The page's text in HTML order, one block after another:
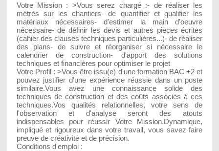
Votre Mission : >Vous serez chargé :- de réaliser les
métrés sur les chantiers- de quantifier et qualifier les
matériaux nécessaires- d'estimer la main d'oeuvre
nécessaire- de définir les devis et autres pièces écrites
(cahier des clauses techniques particulières...)- de réaliser
des plans- de suivre et réorganiser si nécessaire le
calendrier de construction- d'apport des solutions
techniques et financières pour optimiser le projet
Votre Profil : >Vous être issu(e) d'une formation BAC +2 et
pouvez justifier d'une expérience réussie dans un poste
similaire.Vous avez une connaissance solide des
techniques de construction et des coûts associés à ces
techniques.Vos qualités relationnelles, votre sens de
l'observation et d'analyse seront des atouts
indispensables pour réussir Votre Mission.Dynamique,
impliqué et rigoureux dans votre travail, vous savez faire
preuve de créativité et de précision.
Conditions d'emploi :